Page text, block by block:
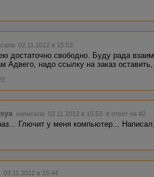
02.11.2012 в 15:53
достаточно свободно. Буду рада
Адвего, надо ссылку на заказ
написала 02.11.2012 в 15:53 в ответ на #2
Глючит у меня компьютер...
03.11.2012 в 15:44